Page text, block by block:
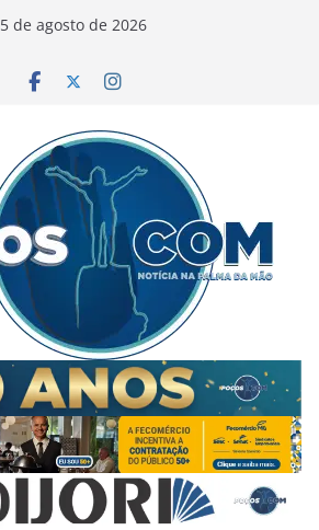
5 de agosto de 2026